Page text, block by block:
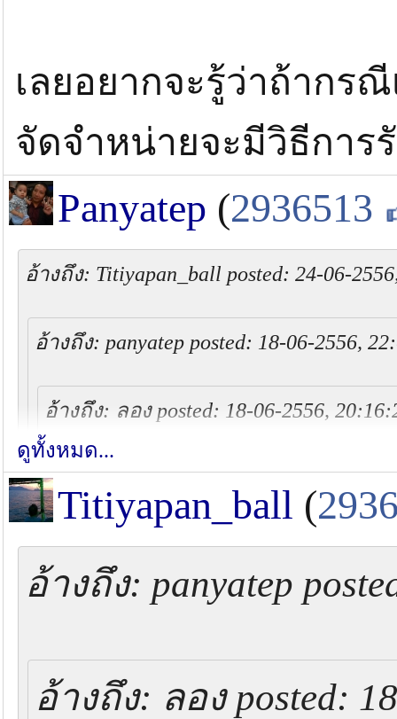
เลยอยากจะรู้ว่าถ้ากร
จัดจำหน่ายจะมีวิธีกา
Panyatep (2936513
อ้างถึง: Titiyapan_ball posted: 24-06-
อ้างถึง: panyatep posted: 18-06-2556,
อ้างถึง: ลอง posted: 18-06-2556,
รอก JM PE.3 และ 4 ของผมก็มีปัญหา
ลากสายออกจากสปูน แล้วคลิ๊กเสียงมั
อีกที ครั้งนี้ผมบอกว่าถ้าไม่ดีขึ้นขอเปลี่
ดูทั้งหมด...
Titiyapan_ball (
อ้างถึง: panyatep
อ้างถึง: ลอง posted: